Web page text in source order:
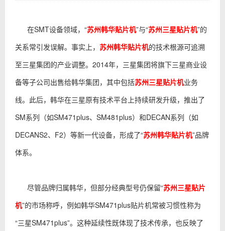
在SMT设备领域，“苏州韩华贴片机”与“苏州三星贴片机”的
关系常引发误解。事实上， 苏州韩华贴片机的技术根源可追溯
至三星集团的产业调整。2014年，三星集团将旗下三星商业设
备等子公司出售给韩华集团，其中包括苏州三星贴片机业务
线。此后，韩华在三星原有技术平台上持续研发升级，推出了
SM系列（如SM471plus、SM481plus）和DECAN系列（如
DECANS2、F2）等新一代设备，形成了“苏州韩华贴片机”品牌
体系。
尽管品牌归属韩华，但部分经典型号仍保留“苏州三星贴片
机”的市场称呼，例如韩华SM471plus贴片机常被习惯性称为
“三星SM471plus”。这种延续性既体现了技术传承，也反映了